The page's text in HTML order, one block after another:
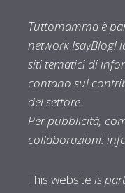
Tuttomamma è
network IsayBlog!
siti tematici di
contano sul
del settore.
Per pubblicità,
collaborazioni:
This website is